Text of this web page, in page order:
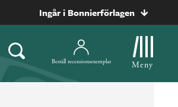
Ingår i Bonnierförlagen
Beställ recensionsexemplar Meny